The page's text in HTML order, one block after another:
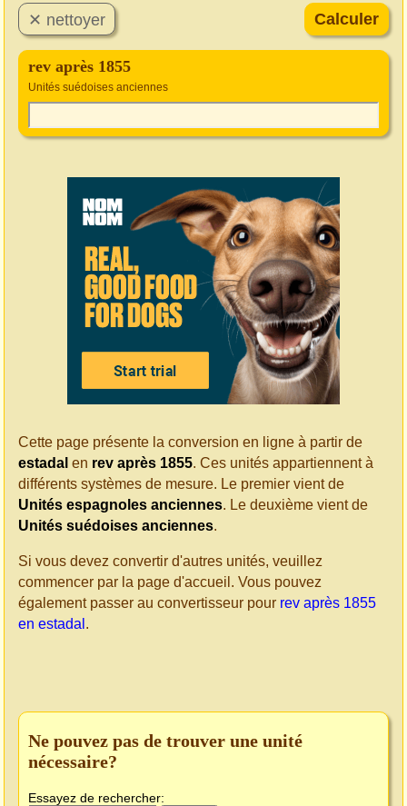
rev après 1855
Unités suédoises anciennes
Cette page présente la conversion en ligne à partir de
estadal en rev après 1855. Ces unités appartiennent à
différents systèmes de mesure. Le premier vient de
Unités espagnoles anciennes. Le deuxième vient de
Unités suédoises anciennes.
Si vous devez convertir d'autres unités, veuillez
commencer par la page d'accueil. Vous pouvez
également passer au convertisseur pour rev après 1855
en estadal .
Ne pouvez pas de trouver une unité
nécessaire?
Essayez de rechercher: